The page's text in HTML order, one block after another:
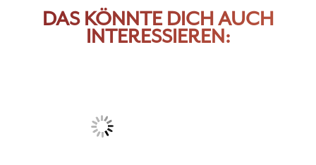
DAS KÖNNTE DICH AUCH
INTERESSIEREN: